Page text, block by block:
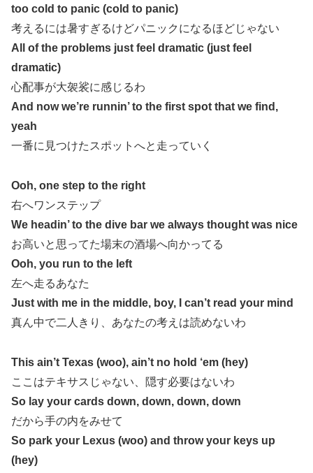
too cold to panic (cold to panic)
考えるには暑すぎるけどパニックになるほどじゃない
All of the problems just feel dramatic (just feel
dramatic)
心配事が大袈裟に感じるわ
And now we’re runnin’ to the first spot that we find,
yeah
一番に見つけたスポットへと走っていく
Ooh, one step to the right
右へワンステップ
We headin’ to the dive bar we always thought was nice
お高いと思ってた場末の酒場へ向かってる
Ooh, you run to the left
左へ走るあなた
Just with me in the middle, boy, I can’t read your mind
真ん中で二人きり、あなたの考えは読めないわ
This ain’t Texas (woo), ain’t no hold ‘em (hey)
ここはテキサスじゃない、隠す必要はないわ
So lay your cards down, down, down, down
だから手の内をみせて
So park your Lexus (woo) and throw your keys up
(hey)